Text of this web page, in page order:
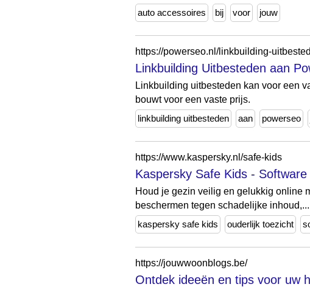
auto accessoires
bij voor jouw
https://powerseo.nl/linkbuilding-
Linkbuilding Uitbesteden aan
Linkbuilding uitbesteden kan voor een
bouwt voor een vaste prijs.
linkbuilding uitbesteden
aan powerseo
https://www.kaspersky.nl/safe-kids
Kaspersky Safe Kids -
Houd je gezin veilig en gelukkig online
beschermen tegen schadelijke inhoud,...
kaspersky safe kids
ouderlijk toezicht
https://jouwwoonblogs.be/
Ontdek ideeën en tips voor uw